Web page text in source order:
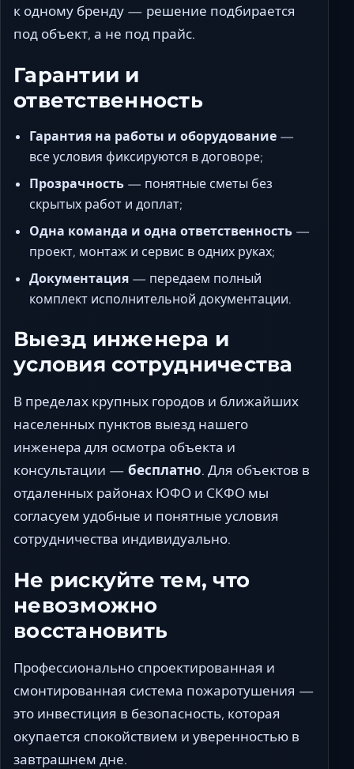
к одному бренду — решение подбирается
под объект, а не под прайс.
Гарантии и
ответственность
Гарантия на работы и оборудование —
все условия фиксируются в договоре;
Прозрачность — понятные сметы без
скрытых работ и доплат;
Одна команда и одна ответственность —
проект, монтаж и сервис в одних руках;
Документация — передаем полный
комплект исполнительной документации.
Выезд инженера и
условия сотрудничества
В пределах крупных городов и ближайших
населенных пунктов выезд нашего
инженера для осмотра объекта и
консультации — бесплатно. Для объектов в
отдаленных районах ЮФО и СКФО мы
согласуем удобные и понятные условия
сотрудничества индивидуально.
Не рискуйте тем, что
невозможно
восстановить
Профессионально спроектированная и
смонтированная система пожаротушения —
это инвестиция в безопасность, которая
окупается спокойствием и уверенностью в
завтрашнем дне.